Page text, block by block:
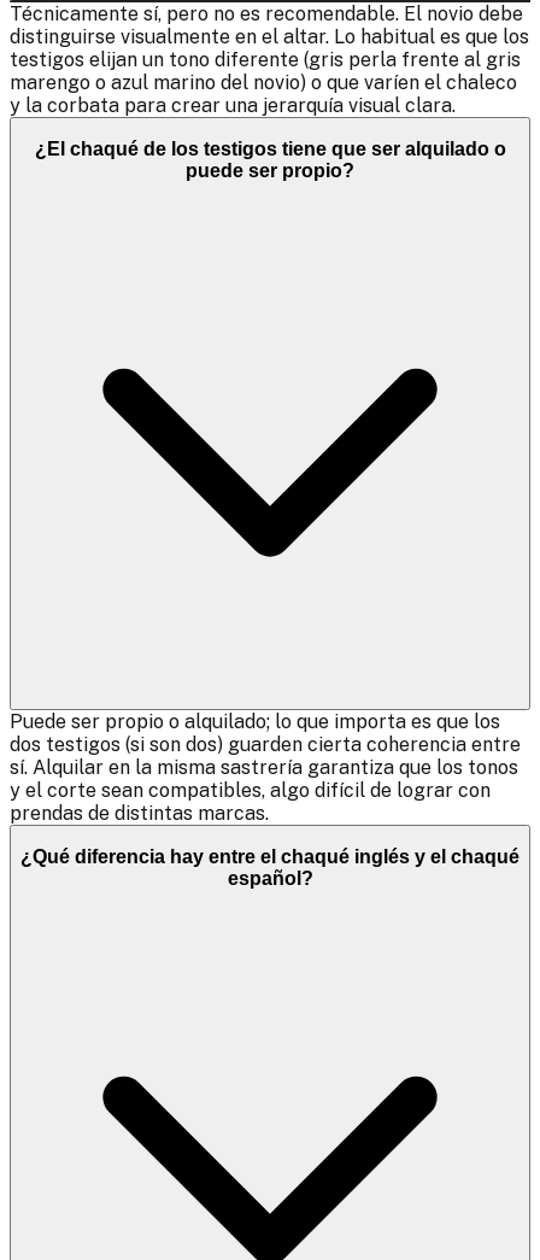
Técnicamente sí, pero no es recomendable. El novio debe
distinguirse visualmente en el altar. Lo habitual es que los
testigos elijan un tono diferente (gris perla frente al gris
marengo o azul marino del novio) o que varíen el chaleco
y la corbata para crear una jerarquía visual clara.
¿El chaqué de los testigos tiene que ser alquilado o
puede ser propio?
Puede ser propio o alquilado; lo que importa es que los
dos testigos (si son dos) guarden cierta coherencia entre
sí. Alquilar en la misma sastrería garantiza que los tonos
y el corte sean compatibles, algo difícil de lograr con
prendas de distintas marcas.
¿Qué diferencia hay entre el chaqué inglés y el chaqué
español?